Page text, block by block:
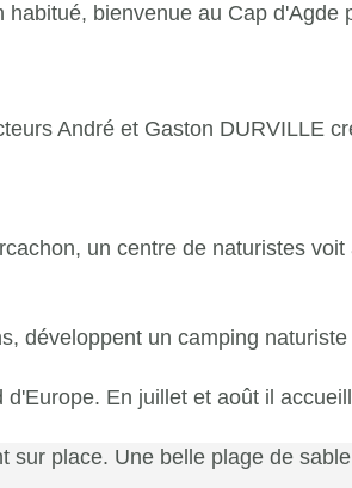
bienvenue au Cap d'Agde
André et Gaston DURVILLE
un centre de naturistes voit
développent un camping
En juillet et août il
sur place. Une belle plage de